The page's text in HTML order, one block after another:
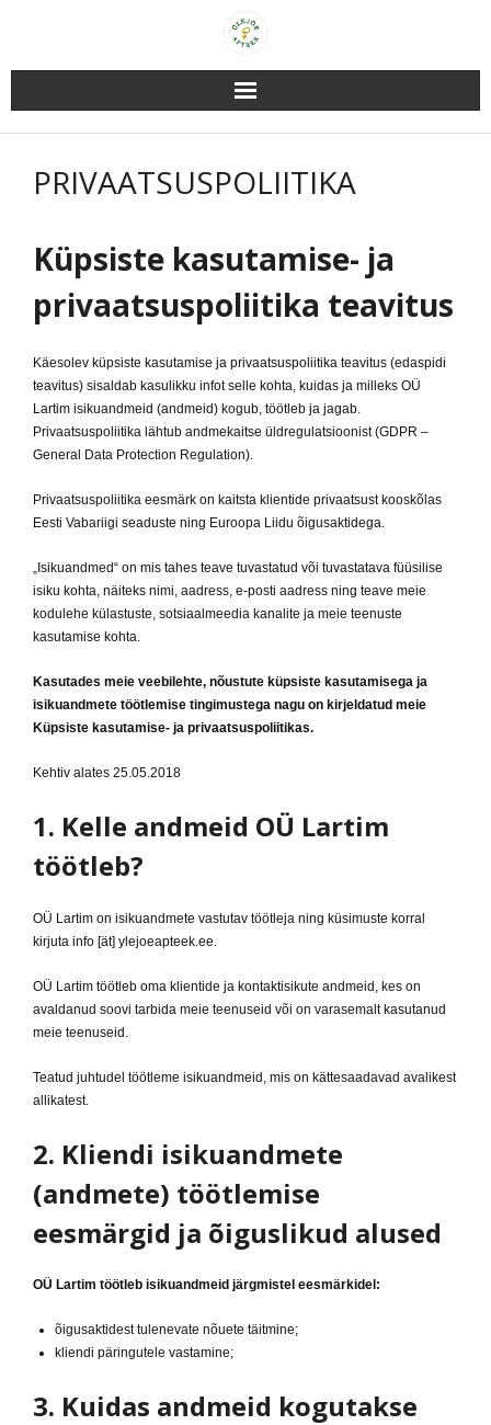
PRIVAATSUSPOLIITIKA
Küpsiste kasutamise- ja
privaatsuspoliitika teavitus
Käesolev küpsiste kasutamise ja privaatsuspoliitika teavitus (edaspidi
teavitus) sisaldab kasulikku infot selle kohta, kuidas ja milleks OÜ
Lartim isikuandmeid (andmeid) kogub, töötleb ja jagab.
Privaatsuspoliitika lähtub andmekaitse üldregulatsioonist (GDPR –
General Data Protection Regulation).
Privaatsuspoliitika eesmärk on kaitsta klientide privaatsust kooskõlas
Eesti Vabariigi seaduste ning Euroopa Liidu õigusaktidega.
„Isikuandmed“ on mis tahes teave tuvastatud või tuvastatava füüsilise
isiku kohta, näiteks nimi, aadress, e-posti aadress ning teave meie
kodulehe külastuste, sotsiaalmeedia kanalite ja meie teenuste
kasutamise kohta.
Kasutades meie veebilehte, nõustute küpsiste kasutamisega ja
isikuandmete töötlemise tingimustega nagu on kirjeldatud meie
Küpsiste kasutamise- ja privaatsuspoliitikas.
Kehtiv alates 25.05.2018
1. Kelle andmeid OÜ Lartim
töötleb?
OÜ Lartim on isikuandmete vastutav töötleja ning küsimuste korral
kirjuta info [ät] ylejoeapteek.ee.
OÜ Lartim töötleb oma klientide ja kontaktisikute andmeid, kes on
avaldanud soovi tarbida meie teenuseid või on varasemalt kasutanud
meie teenuseid.
Teatud juhtudel töötleme isikuandmeid, mis on kättesaadavad avalikest
allikatest.
2. Kliendi isikuandmete
(andmete) töötlemise
eesmärgid ja õiguslikud alused
OÜ Lartim töötleb isikuandmeid järgmistel eesmärkidel:
õigusaktidest tulenevate nõuete täitmine;
kliendi päringutele vastamine;
3. Kuidas andmeid kogutakse